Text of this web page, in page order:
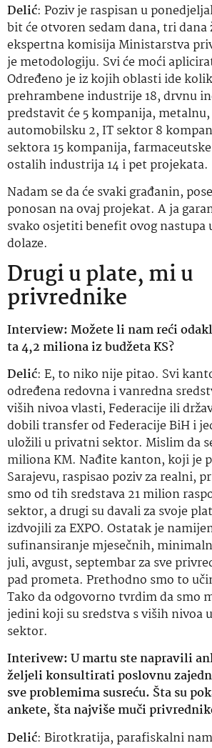
Delić: Poziv je raspisan u
bit će otvoren sedam dana, tri dana
ekspertna komisija Ministarstva
je metodologiju. Svi će moći
Određeno je iz kojih oblasti ide
prehrambene industrije 18, drvnu
predstavit će 5 kompanija, metalnu,
automobilsku 2, IT sektor 8
sektora 15 kompanija,
ostalih industrija 14 i pet projekata.
Nadam se da će svaki građanin,
ponosan na ovaj projekat. A ja
svako osjetiti benefit ovog nastupa
dolaze.
Drugi u plate, mi u
privrednike
Interview: Možete li nam reći
ta 4,2 miliona iz budžeta KS?
Delić: E, to niko nije pitao. Svi
određena redovna i vanredna
viših nivoa vlasti, Federacije ili
dobili transfer od Federacije BiH i
uložili u privatni sektor. Mislim da
miliona KM. Nađite kanton, koji je
Sarajevu, raspisao poziv za realni,
smo od tih sredstava 21 milion
sektor, a drugi su davali za svoje
izdvojili za EXPO. Ostatak je
sufinansiranje mjesečnih,
juli, avgust, septembar za sve
pad prometa. Prethodno smo to
Tako da odgovorno tvrdim da smo
jedini koji su sredstva s viših nivoa
sektor.
Interivew: U martu ste napravili
željeli konsultirati poslovnu
sve problemima susreću. Šta su
ankete, šta najviše muči
Delić: Birotkratija, parafiskalni